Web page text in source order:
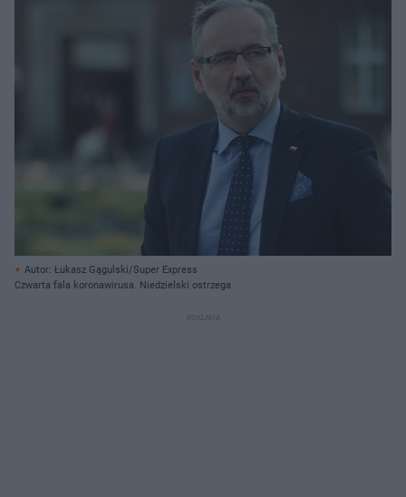
Autor: Łukasz Gągulski/Super Express
Czwarta fala koronawirusa. Niedzielski ostrzega